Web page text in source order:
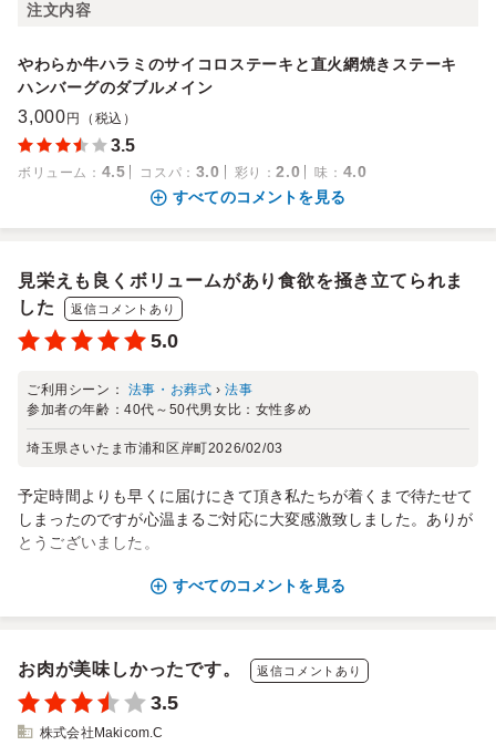
注文内容
やわらか牛ハラミのサイコロステーキと直火網焼きステーキ
ハンバーグのダブルメイン
3,000 円（税込）
3.5
ボリューム ： 4.5 コスパ ： 3.0 彩り ：2.0 味 ： 4.0
すべてのコメントを見る
見栄えも良くボリュームがあり食欲を掻き立てられま
した
返信コメントあり
5.0
ご利用シーン： 法事・お葬式 ›法事
参加者の年齢：40代～50代男女比： 女性多め
埼玉県さいたま市浦和区岸町2026/02/03
予定時間よりも早くに届けにきて頂き私たちが着くまで待たせて
しまったのですが心温まるご対応に大変感激致しました。ありが
とうございました。
すべてのコメントを見る
お肉が美味しかったです。 返信コメントあり
3.5
株式会社Makicom.C